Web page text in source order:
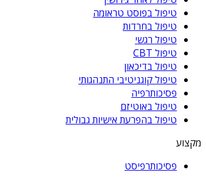
טיפול בפוסט טראומה
טיפול בחרדות
טיפול רגשי
טיפול CBT
טיפול בדיכאון
טיפול קוגניטיבי התנהגותי
פסיכותרפיה
טיפול באוטיזם
טיפול בהפרעת אישיות גבולית
מקצוע
פסיכותרפיסט